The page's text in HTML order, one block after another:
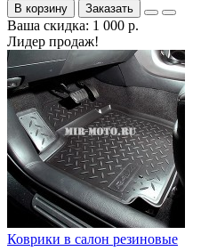
В корзину Заказать
Ваша скидка: 1 000 р.
Лидер продаж!
Коврики в салон резиновые